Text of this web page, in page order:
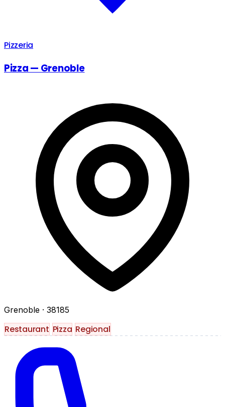
Pizzeria
Pizza — Grenoble
Grenoble · 38185
Restaurant Pizza Regional